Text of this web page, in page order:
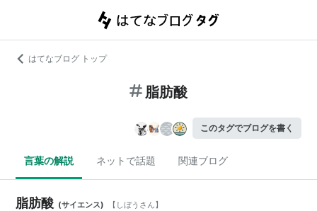
はてなブログ トップ
脂肪酸
このタグでブログを書く
言葉の解説 ネットで話題 関連ブログ
脂肪酸 (サイエンス) 【 しぼうさん】